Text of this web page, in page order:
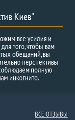
Киев”
все усилия и
того, чтобы вам
обещаний, вы
перспективы
полную
инкогнито.
ВСЕ ОТЗЫВЫ